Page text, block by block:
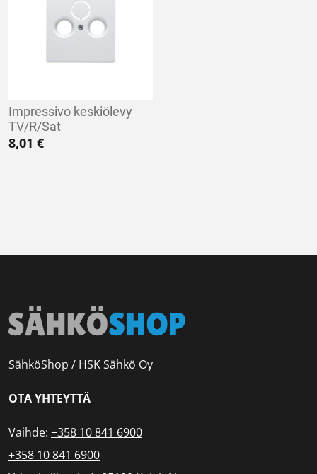
Impressivo keskiölevy
TV/R/Sat
8,01 €
SähköShop / HSK Sähkö Oy
OTA YHTEYTTÄ
Vaihde: +358 10 841 6900
+358 10 841 6900